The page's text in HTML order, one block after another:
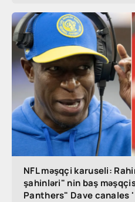
NFL məşqçi karuseli:
şahinləri" nin baş
Panthers" Dave canales